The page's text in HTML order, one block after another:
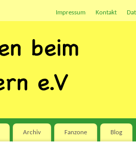
Impressum Kontakt
Archiv Fanzone Blog